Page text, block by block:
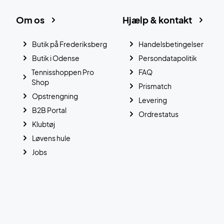
Hjælp & kontakt
Handelsbetingelser
Persondatapolitik
FAQ
Prismatch
Levering
Ordrestatus
Om os
Butik på Frederiksberg
Butik i Odense
Tennisshoppen Pro
Shop
Opstrengning
B2B Portal
Klubtøj
Løvens hule
Jobs